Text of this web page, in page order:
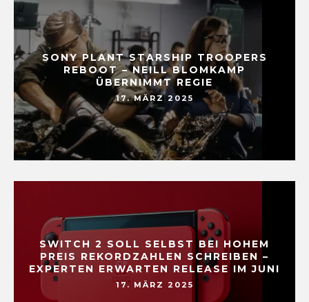
SONY PLANT STARSHIP TROOPERS
REBOOT – NEILL BLOMKAMP
ÜBERNIMMT REGIE
17. MÄRZ 2025
SWITCH 2 SOLL SELBST BEI HOHEM
PREIS REKORDZAHLEN SCHREIBEN –
EXPERTEN ERWARTEN RELEASE IM JUNI
17. MÄRZ 2025